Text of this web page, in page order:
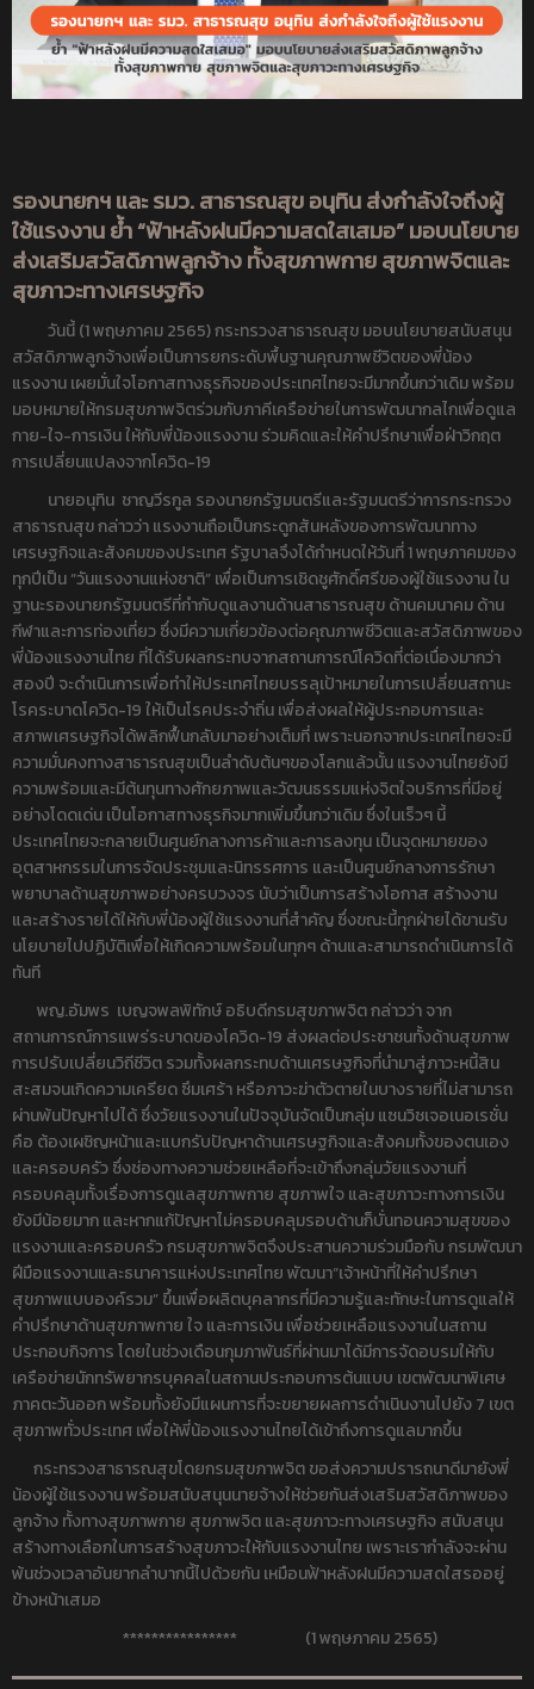
รองนายกฯ และ รมว. สาธารณสุข อนุทิน ส่งกำลังใจถึงผู้
ใช้แรงงาน ย้ำ “ฟ้าหลังฝนมีความสดใสเสมอ” มอบนโยบาย
ส่งเสริมสวัสดิภาพลูกจ้าง ทั้งสุขภาพกาย สุขภาพจิตและ
สุขภาวะทางเศรษฐกิจ
วันนี้ (1 พฤษภาคม 2565) กระทรวงสาธารณสุข มอบนโยบายสนับสนุน
สวัสดิภาพลูกจ้างเพื่อเป็นการยกระดับพื้นฐานคุณภาพชีวิตของพี่น้อง
แรงงาน เผยมั่นใจโอกาสทางธุรกิจของประเทศไทยจะมีมากขึ้นกว่าเดิม พร้อม
มอบหมายให้กรมสุขภาพจิตร่วมกับภาคีเครือข่ายในการพัฒนากลไกเพื่อดูแล
กาย-ใจ-การเงิน ให้กับพี่น้องแรงงาน ร่วมคิดและให้คำปรึกษาเพื่อฝ่าวิกฤต
การเปลี่ยนแปลงจากโควิด-19
นายอนุทิน ชาญวีรกูล รองนายกรัฐมนตรีและรัฐมนตรีว่าการกระทรวง
สาธารณสุข กล่าวว่า แรงงานถือเป็นกระดูกสันหลังของการพัฒนาทาง
เศรษฐกิจและสังคมของประเทศ รัฐบาลจึงได้กำหนดให้วันที่ 1 พฤษภาคมของ
ทุกปีเป็น “วันแรงงานแห่งชาติ” เพื่อเป็นการเชิดชูศักดิ์ศรีของผู้ใช้แรงงาน ใน
ฐานะรองนายกรัฐมนตรีที่กำกับดูแลงานด้านสาธารณสุข ด้านคมนาคม ด้าน
กีฬาและการท่องเที่ยว ซึ่งมีความเกี่ยวข้องต่อคุณภาพชีวิตและสวัสดิภาพของ
พี่น้องแรงงานไทย ที่ได้รับผลกระทบจากสถานการณ์โควิดที่ต่อเนื่องมากว่า
สองปี จะดำเนินการเพื่อทำให้ประเทศไทยบรรลุเป้าหมายในการเปลี่ยนสถานะ
โรคระบาดโควิด-19 ให้เป็นโรคประจำถิ่น เพื่อส่งผลให้ผู้ประกอบการและ
สภาพเศรษฐกิจได้พลิกฟื้นกลับมาอย่างเต็มที่ เพราะนอกจากประเทศไทยจะมี
ความมั่นคงทางสาธารณสุขเป็นลำดับต้นๆของโลกแล้วนั้น แรงงานไทยยังมี
ความพร้อมและมีต้นทุนทางศักยภาพและวัฒนธรรมแห่งจิตใจบริการที่มีอยู่
อย่างโดดเด่น เป็นโอกาสทางธุรกิจมากเพิ่มขึ้นกว่าเดิม ซึ่งในเร็วๆ นี้
ประเทศไทยจะกลายเป็นศูนย์กลางการค้าและการลงทุน เป็นจุดหมายของ
อุตสาหกรรมในการจัดประชุมและนิทรรศการ และเป็นศูนย์กลางการรักษา
พยาบาลด้านสุขภาพอย่างครบวงจร นับว่าเป็นการสร้างโอกาส สร้างงาน
และสร้างรายได้ให้กับพี่น้องผู้ใช้แรงงานที่สำคัญ ซึ่งขณะนี้ทุกฝ่ายได้ขานรับ
นโยบายไปปฏิบัติเพื่อให้เกิดความพร้อมในทุกๆ ด้านและสามารถดำเนินการได้
ทันที
พญ.อัมพร เบญจพลพิทักษ์ อธิบดีกรมสุขภาพจิต กล่าวว่า จาก
สถานการณ์การแพร่ระบาดของโควิด-19 ส่งผลต่อประชาชนทั้งด้านสุขภาพ
การปรับเปลี่ยนวิถีชีวิต รวมทั้งผลกระทบด้านเศรษฐกิจที่นำมาสู่ภาวะหนี้สิน
สะสมจนเกิดความเครียด ซึมเศร้า หรือภาวะฆ่าตัวตายในบางรายที่ไม่สามารถ
ผ่านพ้นปัญหาไปได้ ซึ่งวัยแรงงานในปัจจุบันจัดเป็นกลุ่ม แซนวิชเจอเนอเรชั่น
คือ ต้องเผชิญหน้าและแบกรับปัญหาด้านเศรษฐกิจและสังคมทั้งของตนเอง
และครอบครัว ซึ่งช่องทางความช่วยเหลือที่จะเข้าถึงกลุ่มวัยแรงงานที่
ครอบคลุมทั้งเรื่องการดูแลสุขภาพกาย สุขภาพใจ และสุขภาวะทางการเงิน
ยังมีน้อยมาก และหากแก้ปัญหาไม่ครอบคลุมรอบด้านก็บั่นทอนความสุขของ
แรงงานและครอบครัว กรมสุขภาพจิตจึงประสานความร่วมมือกับ กรมพัฒนา
ฝีมือแรงงานและธนาคารแห่งประเทศไทย พัฒนา“เจ้าหน้าที่ให้คำปรึกษา
สุขภาพแบบองค์รวม” ขึ้นเพื่อผลิตบุคลากรที่มีความรู้และทักษะในการดูแลให้
คำปรึกษาด้านสุขภาพกาย ใจ และการเงิน เพื่อช่วยเหลือแรงงานในสถาน
ประกอบกิจการ โดยในช่วงเดือนกุมภาพันธ์ที่ผ่านมาได้มีการจัดอบรมให้กับ
เครือข่ายนักทรัพยากรบุคคลในสถานประกอบการต้นแบบ เขตพัฒนาพิเศษ
ภาคตะวันออก พร้อมทั้งยังมีแผนการที่จะขยายผลการดำเนินงานไปยัง 7 เขต
สุขภาพทั่วประเทศ เพื่อให้พี่น้องแรงงานไทยได้เข้าถึงการดูแลมากขึ้น
กระทรวงสาธารณสุขโดยกรมสุขภาพจิต ขอส่งความปรารถนาดีมายังพี่
น้องผู้ใช้แรงงาน พร้อมสนับสนุนนายจ้างให้ช่วยกันส่งเสริมสวัสดิภาพของ
ลูกจ้าง ทั้งทางสุขภาพกาย สุขภาพจิต และสุขภาวะทางเศรษฐกิจ สนับสนุน
สร้างทางเลือกในการสร้างสุขภาวะให้กับแรงงานไทย เพราะเรากำลังจะผ่าน
พ้นช่วงเวลาอันยากลำบากนี้ไปด้วยกัน เหมือนฟ้าหลังฝนมีความสดใสรออยู่
ข้างหน้าเสมอ
**************** (1 พฤษภาคม 2565)